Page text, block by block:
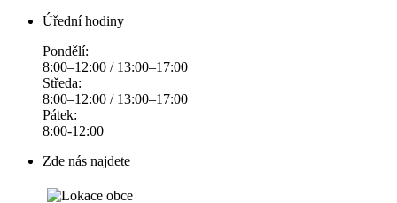
Úřední hodiny
Pondělí:
8:00–12:00 / 13:00–17:00
Středa:
8:00–12:00 / 13:00–17:00
Pátek:
8:00-12:00
Zde nás najdete